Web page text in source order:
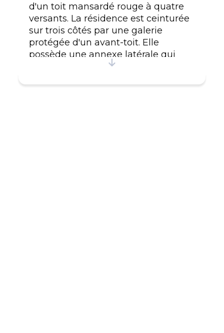
d'un toit mansardé rouge à quatre
versants. La résidence est ceinturée
sur trois côtés par une galerie
protégée d'un avant-toit. Elle
possède une annexe latérale qui
reprend la forme du corps de logis